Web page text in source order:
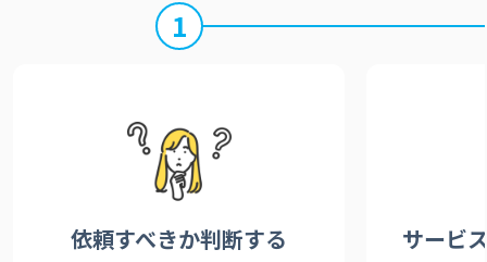
1
依頼すべきか判断する サービ